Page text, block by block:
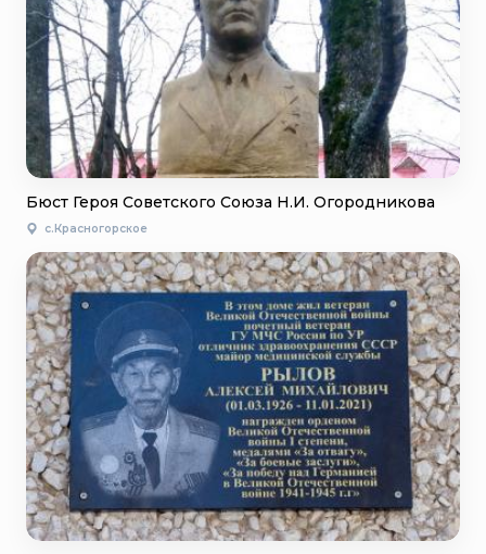
Бюст Героя Советского Союза Н.И. Огородникова
с.Красногорское